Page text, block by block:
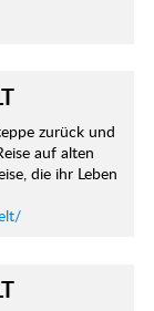
zurück und
auf alten
die ihr Leben